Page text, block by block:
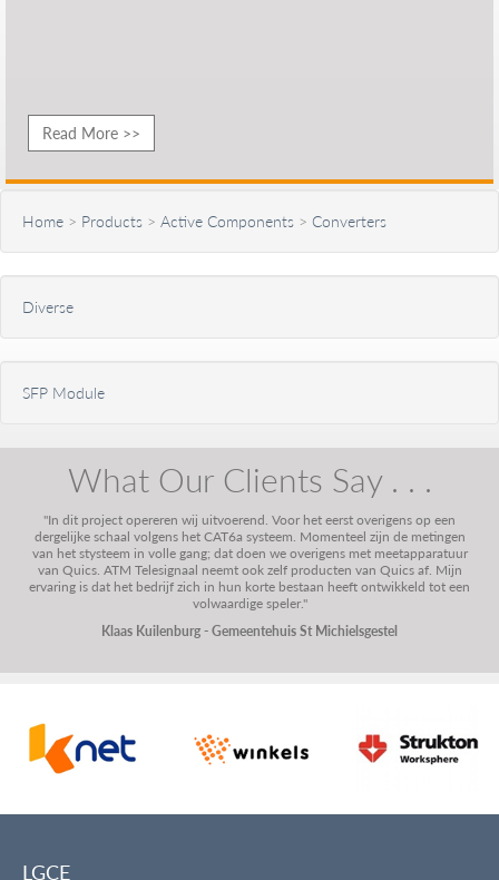
Read More >>
Home > Products > Active Components > Converters
Diverse
SFP Module
What Our Clients Say . . .
"In dit project opereren wij uitvoerend. Voor het eerst overigens op een
dergelijke schaal volgens het CAT6a systeem. Momenteel zijn de metingen
van het stysteem in volle gang; dat doen we overigens met meetapparatuur
van Quics. ATM Telesignaal neemt ook zelf producten van Quics af. Mijn
ervaring is dat het bedrijf zich in hun korte bestaan heeft ontwikkeld tot een
volwaardige speler."
Klaas Kuilenburg - Gemeentehuis St Michielsgestel
LGCE